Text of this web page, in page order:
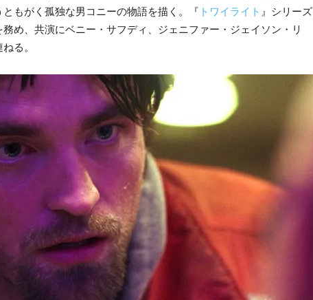
もがく孤独な男コニーの物語を描く。『 トワイライト 』シリーズ
め、共演にベニー・サフディ、ジェニファー・ジェイソン・リ
る。